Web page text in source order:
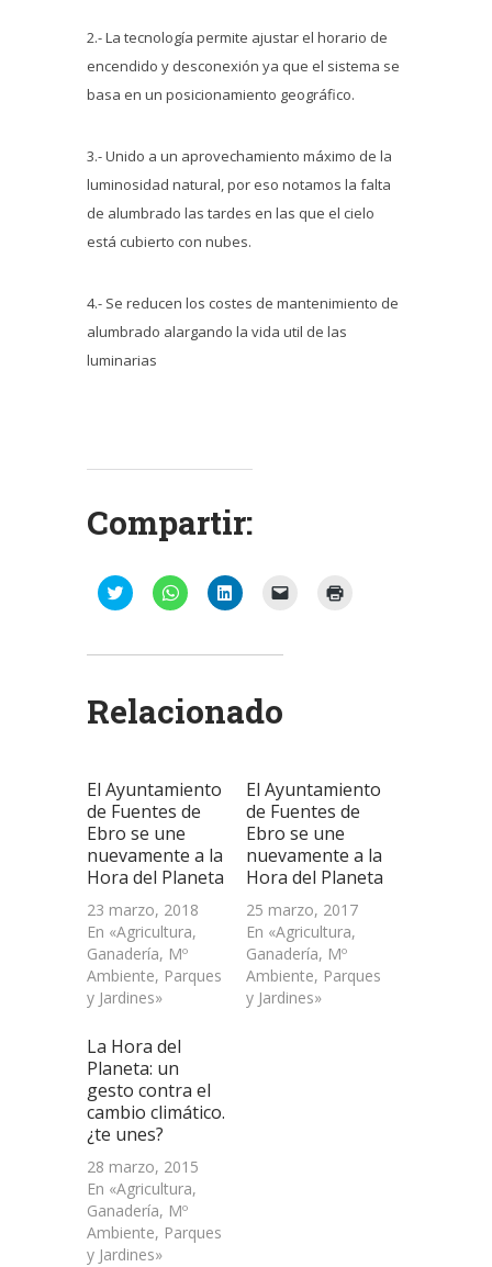
2.- La tecnología permite ajustar el horario de
encendido y desconexión ya que el sistema se
basa en un posicionamiento geográfico.
3.- Unido a un aprovechamiento máximo de la
luminosidad natural, por eso notamos la falta
de alumbrado las tardes en las que el cielo
está cubierto con nubes.
4.- Se reducen los costes de mantenimiento de
alumbrado alargando la vida util de las
luminarias
Compartir:
Haz
clic
Twitter
en
una
Haz
clic
WhatsApp
en
una
Haz
clic
LinkedIn
en
una
en
una
ventana
nueva)
Relacionado
El Ayuntamiento
de Fuentes de
Ebro se une
nuevamente a la
Hora del Planeta
23 marzo, 2018
En «Agricultura,
Ganadería, Mº
Ambiente, Parques
y Jardines»
El Ayuntamiento
de Fuentes de
Ebro se une
nuevamente a la
Hora del Planeta
25 marzo, 2017
En «Agricultura,
Ganadería, Mº
Ambiente, Parques
y Jardines»
La Hora del
Planeta: un
gesto contra el
cambio climático.
¿te unes?
28 marzo, 2015
En «Agricultura,
Ganadería, Mº
Ambiente, Parques
y Jardines»